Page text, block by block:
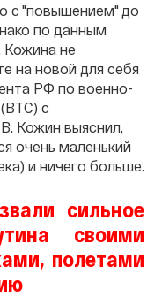
с "повышением" до
по данным
Кожина не
на новой для себя
РФ по военно-
с
Кожин выяснил,
очень маленький
и ничего больше.
сильное
своими
полетами